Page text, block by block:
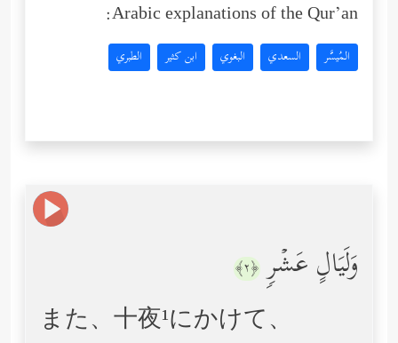
Arabic explanations of the Qur’an:
المُيسَّر السعدي البغوي ابن كثير الطبري
وَلَیَالٍ عَشۡرࣲ ﴿٢﴾
また、十夜¹にかけて、